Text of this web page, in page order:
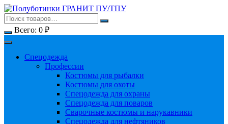
Перейти
к
содержимому
Всего: 0 ₽
Спецодежда
Профессии
Костюмы для рыбалки
Костюмы для охоты
Спецодежда для охраны
Спецодежда для поваров
Сварочные костюмы и нарукавники
Спецодежда для нефтяников